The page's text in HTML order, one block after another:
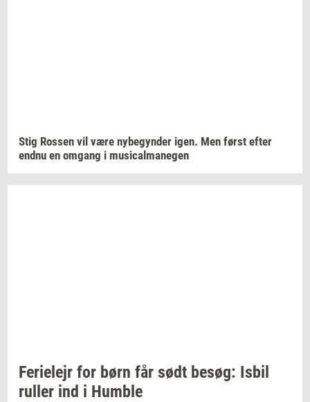
Stig Ros­sen vil være ny­be­gyn­der igen. Men først efter
endnu en om­gang i mu­si­cal­ma­ne­gen
Fe­ri­e­lejr for børn får sødt besøg: Isbil
rul­ler ind i Hum­b­le